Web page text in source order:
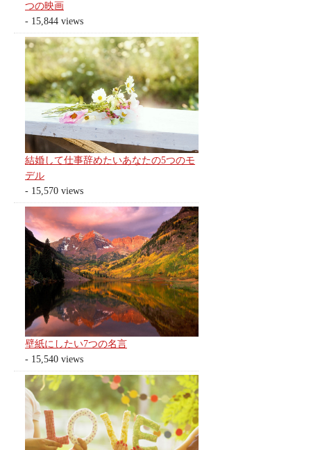
つの映画
- 15,844 views
結婚して仕事辞めたいあなたの5つのモ
デル
- 15,570 views
壁紙にしたい7つの名言
- 15,540 views